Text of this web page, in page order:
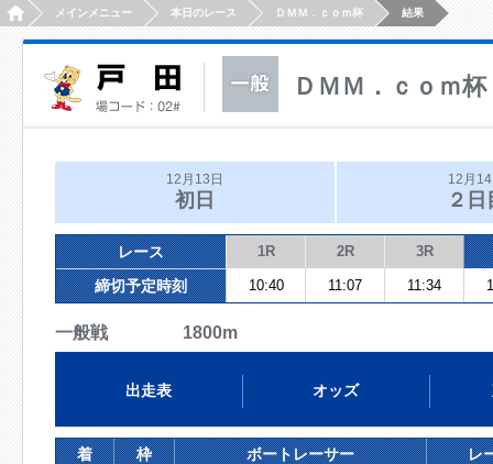
HOMEメインメニュー 本日のレース ＤＭＭ．ｃｏｍ杯 結果
ＤＭＭ．ｃｏｍ杯
12月13日
初日
12月
２日
レース 1R 2R 3R
締切予定時刻 10:40 11:07 11:34
一般戦 1800m
出走表 オッズ
着 枠 ボートレーサー レ